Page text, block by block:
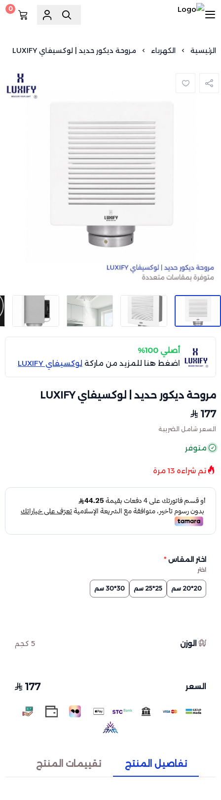
0
الرئيسية الكهرباء مروحة ديكور حديد | لوكسيفاي LUXIFY
أصلي 100%
اضغط هنا للمزيد من ماركة لوكسيفاي LUXIFY
مروحة ديكور حديد | لوكسيفاي LUXIFY
177
السعر شامل الضريبة
متوفر
تم شراءه 13مرة
اختر المقاس *
اختر
20*20 سم 25*25 سم 30*30 سم
الوزن 5 كجم
السعر 177
تفاصيل المنتج تقييمات المنتج